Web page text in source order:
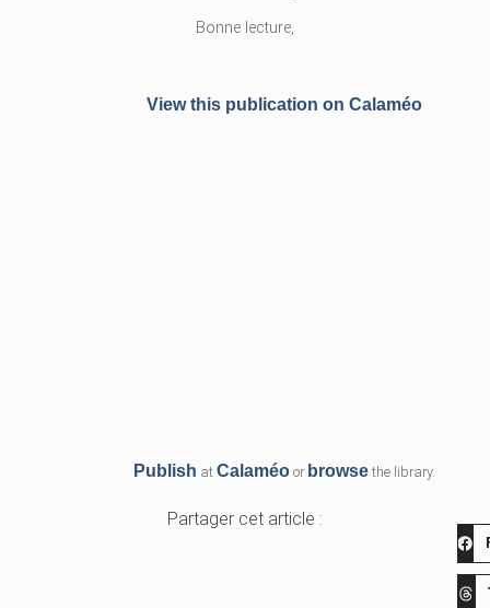
Bonne lecture,
View this publication on Calaméo
Publish at Calaméo or browse the library.
Partager cet article :